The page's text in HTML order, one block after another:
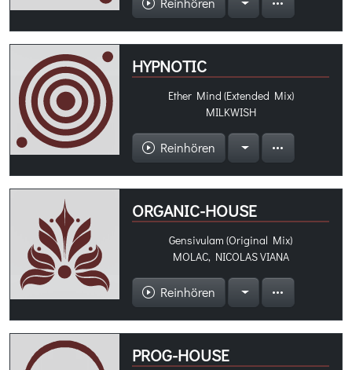
HYPNOTIC
Ether Mind (Extended Mix)
MILKWISH
Reinhören
ORGANIC-HOUSE
Gensivulam (Original Mix)
MOLAC, NICOLAS VIANA
Reinhören
PROG-HOUSE